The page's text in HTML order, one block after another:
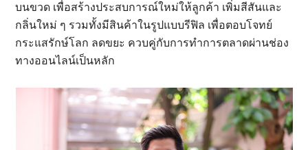
บนขวด เพื่อสร้างประสบการณ์ใหม่ให้ลูกค้า เพิ่มสีสันและ
กลิ่นใหม่ ๆ รวมทั้งมีสินค้าในรูปแบบรีฟิล เพื่อตอบโจทย์
กระแสรักษ์โลก ลดขยะ ควบคู่กับการทำการตลาดผ่านช่อง
ทางออนไลน์เป็นหลัก